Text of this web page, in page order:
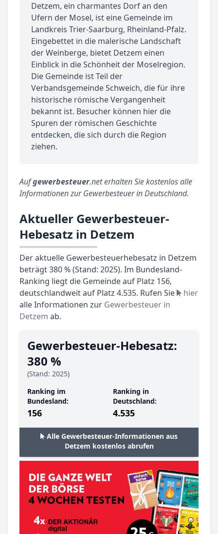
Detzem, ein charmantes Dorf an den
Ufern der Mosel, ist eine Gemeinde im
Landkreis Trier-Saarburg, Rheinland-Pfalz.
Eingebettet in die malerische Landschaft
der Weinberge, bietet Detzem einen
Einblick in die Schönheit der Moselregion.
Die Gemeinde ist Teil der
Verbandsgemeinde Schweich, die für ihre
historische römische Vergangenheit
bekannt ist. Besucher können hier die
Spuren der römischen Geschichte
entdecken, die sich durch die Region
ziehen.
Aufgewerbesteuer.net erhalten Sie kostenlos alle
Informationen zur Gewerbesteuer in Deutschland.
Aktueller Gewerbesteuer-
Hebesatz in Detzem
Der aktuelle Gewerbesteuerhebesatz in Detzem
beträgt 380 % (Stand: 2025). Im Bundesland-
Ranking liegt die Gemeinde auf Platz 156,
deutschlandweit auf Platz 4.535. Rufen Sie
hier
alle Informationen zur Gewerbesteuer in
Detzem ab.
Gewerbesteuer-Hebesatz:
380 %
(Stand: 2025)
Ranking im
Bundesland:
156
Ranking in
Deutschland:
4.535
Alle Gewerbesteuer-Informationen aus
Detzem kostenlos abrufen